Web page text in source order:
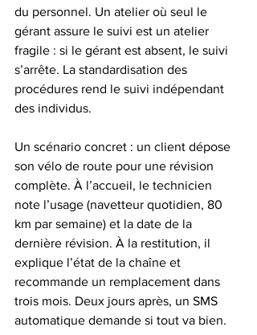
du personnel. Un atelier où seul le
gérant assure le suivi est un atelier
fragile : si le gérant est absent, le suivi
s’arrête. La standardisation des
procédures rend le suivi indépendant
des individus.
Un scénario concret : un client dépose
son vélo de route pour une révision
complète. À l’accueil, le technicien
note l’usage (navetteur quotidien, 80
km par semaine) et la date de la
dernière révision. À la restitution, il
explique l’état de la chaîne et
recommande un remplacement dans
trois mois. Deux jours après, un SMS
automatique demande si tout va bien.